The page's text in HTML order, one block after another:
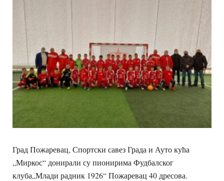
Град Пожаревац, Спортски савез Града и Ауто кућа
„Миркос“ донирали су пионирима Фудбалског
клуба„Млади радник 1926“ Пожаревац 40 дресова.